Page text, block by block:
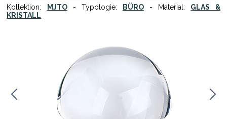
Kollektion: MJTO- Typologie: BÜRO - Material: GLAS &
KRISTALL